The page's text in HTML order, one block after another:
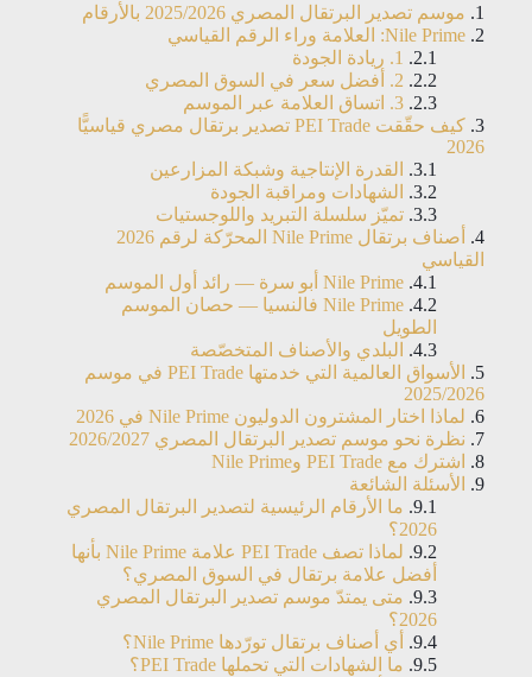
موسم تصدير البرتقال المصري 2025/2026 بالأرقام
Nile Prime: العلامة وراء الرقم القياسي
1. ريادة الجودة
2. أفضل سعر في السوق المصري
3. اتساق العلامة عبر الموسم
كيف حقّقت PEI Trade تصدير برتقال مصري قياسيًّا
2026
القدرة الإنتاجية وشبكة المزارعين
الشهادات ومراقبة الجودة
تميّز سلسلة التبريد واللوجستيات
أصناف برتقال Nile Prime المحرّكة لرقم 2026
القياسي
Nile Prime أبو سرة — رائد أول الموسم
Nile Prime فالنسيا — حصان الموسم
الطويل
البلدي والأصناف المتخصّصة
الأسواق العالمية التي خدمتها PEI Trade في موسم
2025/2026
لماذا اختار المشترون الدوليون Nile Prime في 2026
نظرة نحو موسم تصدير البرتقال المصري 2026/2027
اشترك مع PEI Trade وNile Prime
الأسئلة الشائعة
ما الأرقام الرئيسية لتصدير البرتقال المصري
2026؟
لماذا تصف PEI Trade علامة Nile Prime بأنها
أفضل علامة برتقال في السوق المصري؟
متى يمتدّ موسم تصدير البرتقال المصري
2026؟
أي أصناف برتقال تورّدها Nile Prime؟
ما الشهادات التي تحملها PEI Trade؟